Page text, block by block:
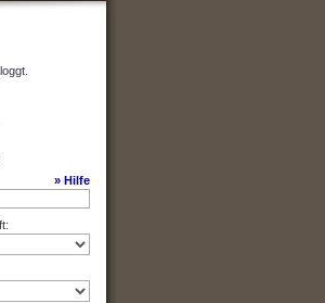
» Hilfe
: